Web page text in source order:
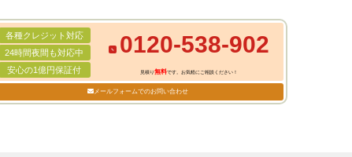
各種クレジット対応
24時間夜間も対応中
安心の1億円保証付
0120-538-902
見積り無料です。お気軽にご相談ください！
メールフォームでのお問い合わせ